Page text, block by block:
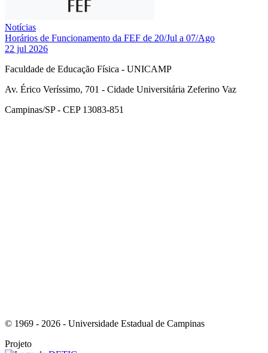
Notícias
Horários de Funcionamento da FEF de 20/Jul a 07/Ago
22 jul 2026
Faculdade de Educação Física - UNICAMP
Av. Érico Veríssimo, 701 - Cidade Universitária Zeferino Vaz
Campinas/SP - CEP 13083-851
© 1969 - 2026 - Universidade Estadual de Campinas
Projeto